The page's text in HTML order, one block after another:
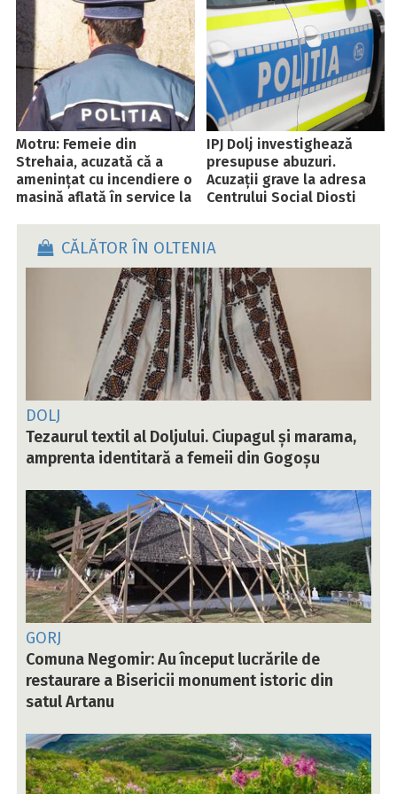
Motru: Femeie din
Strehaia, acuzată că a
amenințat cu incendiere o
mașină aflată în service la
IPJ Dolj investighează
presupuse abuzuri.
Acuzații grave la adresa
Centrului Social Dioști
CĂLĂTOR ÎN OLTENIA
DOLJ
Tezaurul textil al Doljului. Ciupagul și marama,
amprenta identitară a femeii din Gogoșu
GORJ
Comuna Negomir: Au început lucrările de
restaurare a Bisericii monument istoric din
satul Artanu